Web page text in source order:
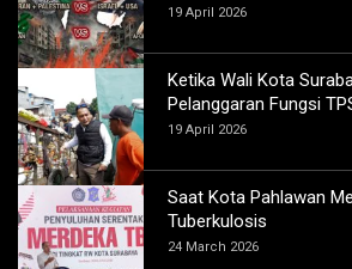
19 April 2026
Ketika Wali Kota
Pelanggaran Fungsi
19 April 2026
Saat Kota Pahlawan
Tuberkulosis
24 March 2026